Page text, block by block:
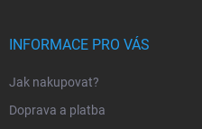
INFORMACE PRO VÁS
Jak nakupovat?
Doprava a platba